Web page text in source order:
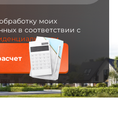
моих
в соответствии с